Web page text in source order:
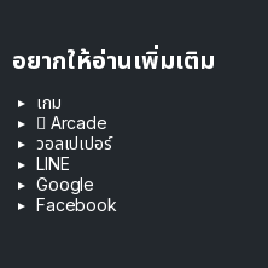
อยากให้อ่านเพิ่มเติม
เกม
 Arcade
วอลเปเปอร์
LINE
Google
Facebook